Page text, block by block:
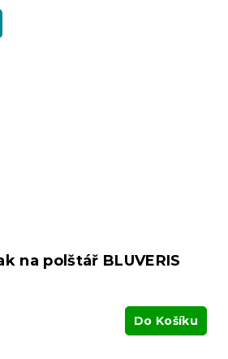
na polštář BLUVERIS
Do Košíku